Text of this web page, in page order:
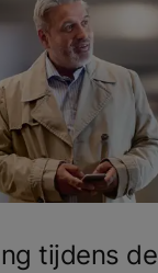
tijdens de